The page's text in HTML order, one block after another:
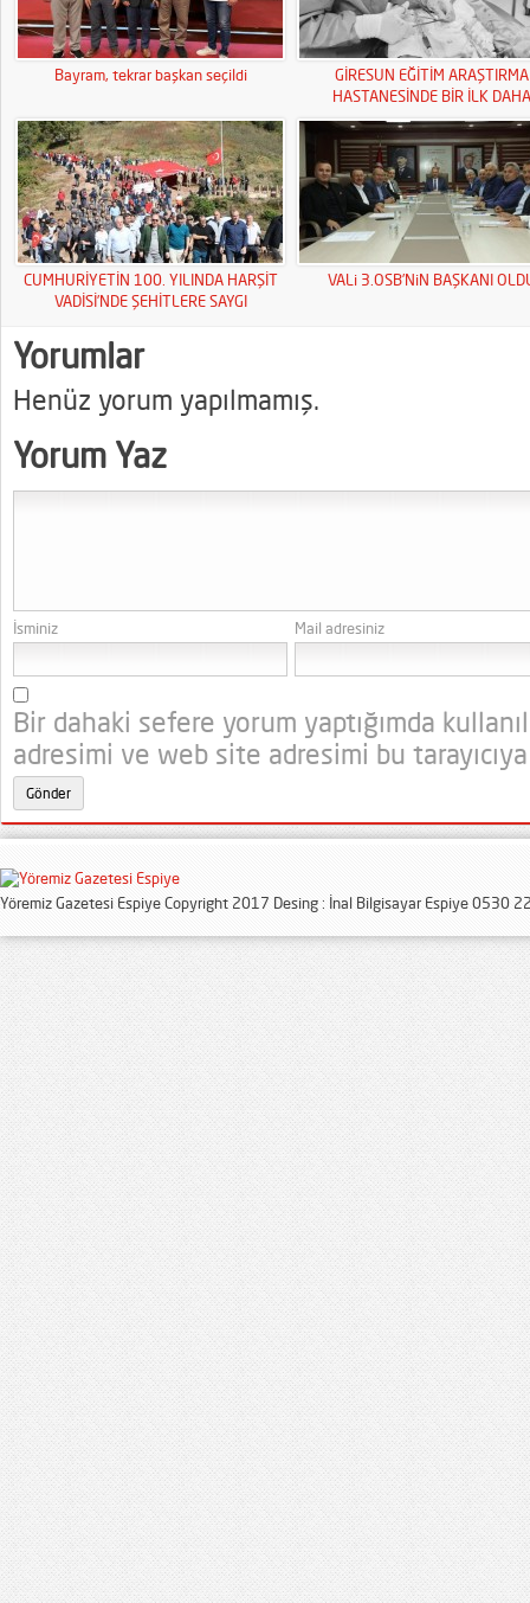
Bayram, tekrar başkan seçildi
GİRESUN EĞİTİM ARAŞTIRMA
HASTANESİNDE BİR İLK DAHA
CUMHURİYETİN 100. YILINDA HARŞİT
VADİSİ’NDE ŞEHİTLERE SAYGI
VALi 3.OSB’NiN BAŞKANI
Yorumlar
Henüz yorum yapılmamış.
Yorum Yaz
İsminiz Mail adresiniz
Bir dahaki sefere yorum yaptığımda
adresimi ve web site adresimi bu
Yöremiz Gazetesi Espiye Copyright 2017 Desing : İnal Bilgisayar Espiye 0530